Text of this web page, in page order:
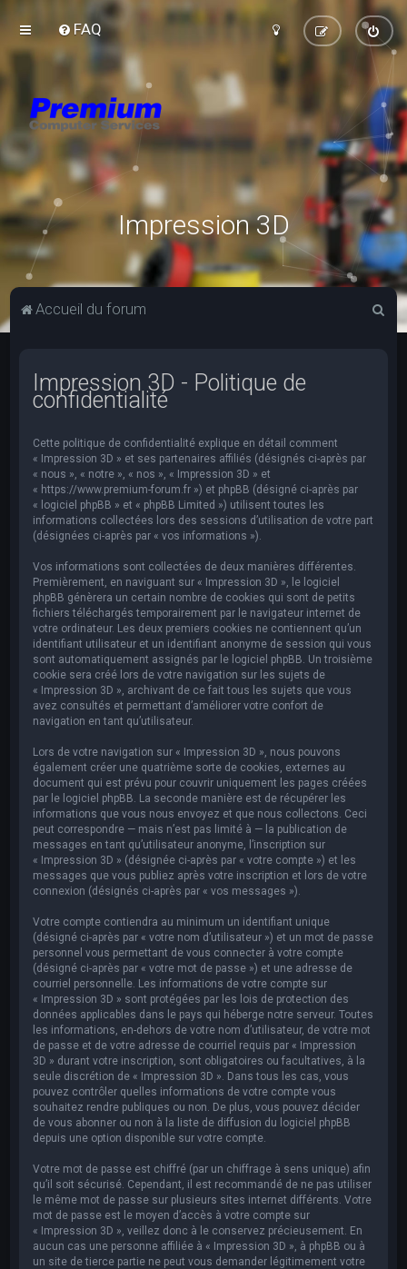
FAQ
Impression 3D
Accueil du forum
Impression 3D - Politique de
confidentialité
Cette politique de confidentialité explique en détail comment
« Impression 3D » et ses partenaires affiliés (désignés ci-après par
« nous », « notre », « nos », « Impression 3D » et
« https://www.premium-forum.fr ») et phpBB (désigné ci-après par
« logiciel phpBB » et « phpBB Limited ») utilisent toutes les
informations collectées lors des sessions d’utilisation de votre part
(désignées ci-après par « vos informations »).
Vos informations sont collectées de deux manières différentes.
Premièrement, en naviguant sur « Impression 3D », le logiciel
phpBB génèrera un certain nombre de cookies qui sont de petits
fichiers téléchargés temporairement par le navigateur internet de
votre ordinateur. Les deux premiers cookies ne contiennent qu’un
identifiant utilisateur et un identifiant anonyme de session qui vous
sont automatiquement assignés par le logiciel phpBB. Un troisième
cookie sera créé lors de votre navigation sur les sujets de
« Impression 3D », archivant de ce fait tous les sujets que vous
avez consultés et permettant d’améliorer votre confort de
navigation en tant qu’utilisateur.
Lors de votre navigation sur « Impression 3D », nous pouvons
également créer une quatrième sorte de cookies, externes au
document qui est prévu pour couvrir uniquement les pages créées
par le logiciel phpBB. La seconde manière est de récupérer les
informations que vous nous envoyez et que nous collectons. Ceci
peut correspondre — mais n’est pas limité à — la publication de
messages en tant qu’utilisateur anonyme, l’inscription sur
« Impression 3D » (désignée ci-après par « votre compte ») et les
messages que vous publiez après votre inscription et lors de votre
connexion (désignés ci-après par « vos messages »).
Votre compte contiendra au minimum un identifiant unique
(désigné ci-après par « votre nom d’utilisateur ») et un mot de passe
personnel vous permettant de vous connecter à votre compte
(désigné ci-après par « votre mot de passe ») et une adresse de
courriel personnelle. Les informations de votre compte sur
« Impression 3D » sont protégées par les lois de protection des
données applicables dans le pays qui héberge notre serveur. Toutes
les informations, en-dehors de votre nom d’utilisateur, de votre mot
de passe et de votre adresse de courriel requis par « Impression
3D » durant votre inscription, sont obligatoires ou facultatives, à la
seule discrétion de « Impression 3D ». Dans tous les cas, vous
pouvez contrôler quelles informations de votre compte vous
souhaitez rendre publiques ou non. De plus, vous pouvez décider
de vous abonner ou non à la liste de diffusion du logiciel phpBB
depuis une option disponible sur votre compte.
Votre mot de passe est chiffré (par un chiffrage à sens unique) afin
qu’il soit sécurisé. Cependant, il est recommandé de ne pas utiliser
le même mot de passe sur plusieurs sites internet différents. Votre
mot de passe est le moyen d’accès à votre compte sur
« Impression 3D », veillez donc à le conservez précieusement. En
aucun cas une personne affiliée à « Impression 3D », à phpBB ou à
un site de tierce partie ne peut vous demander légitimement votre